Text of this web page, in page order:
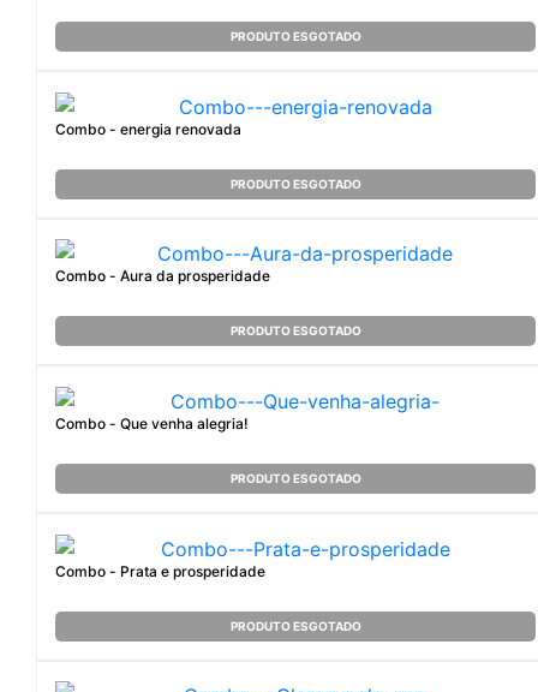
PRODUTO ESGOTADO
Combo - energia renovada
PRODUTO ESGOTADO
Combo - Aura da prosperidade
PRODUTO ESGOTADO
Combo - Que venha alegria!
PRODUTO ESGOTADO
Combo - Prata e prosperidade
PRODUTO ESGOTADO